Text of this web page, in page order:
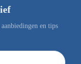
en tips